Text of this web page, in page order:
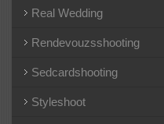
Real Wedding
Rendevouzsshooting
Sedcardshooting
Styleshoot